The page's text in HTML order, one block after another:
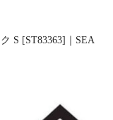
S [ST83363]｜SEA